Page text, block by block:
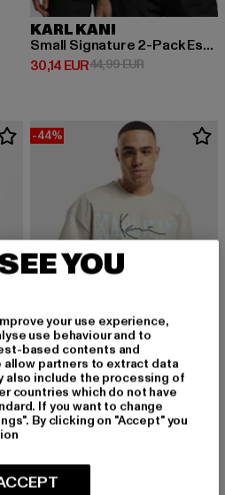
39,99 EUR
KARL KANI
Small Signature 2-Pack Essential Racer
30,14 EUR
Derzeitiger Preis: 30,14 EUR
44,99 EURAktionspreis:
34,99 EUR
-44%
KARL KANI
YOU
your use experience,
use behaviour and to
based contents and
partners to extract data
also include the processing of
countries which do not have
If you want to change
By clicking on "Accept" you